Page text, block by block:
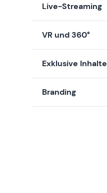
Live-Streaming
VR und 360°
Exklusive Inhalte
Branding